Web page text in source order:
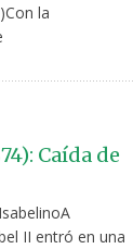
la
Caída de
II entró en una